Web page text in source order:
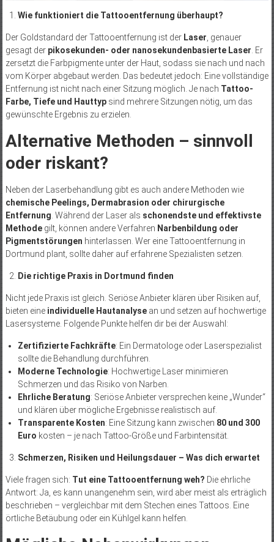
Wie funktioniert die Tattooentfernung überhaupt?
Der Goldstandard der Tattooentfernung ist der Laser , genauer
gesagt der pikosekunden- oder nanosekundenbasierte Laser . Er
zersetzt die Farbpigmente unter der Haut, sodass sie nach und nach
vom Körper abgebaut werden. Das bedeutet jedoch: Eine vollständige
Entfernung ist nicht nach einer Sitzung möglich. Je nach Tattoo-
Farbe, Tiefe und Hauttypsind mehrere Sitzungen nötig, um das
gewünschte Ergebnis zu erzielen.
Alternative Methoden – sinnvoll
oder riskant?
Neben der Laserbehandlung gibt es auch andere Methoden wie
chemische Peelings, Dermabrasion oder chirurgische
Entfernung . Während der Laser als schonendste und effektivste
Methodegilt, können andere Verfahren Narbenbildung oder
Pigmentstörungen hinterlassen. Wer eine Tattooentfernung in
Dortmund plant, sollte daher auf erfahrene Spezialisten setzen.
Die richtige Praxis in Dortmund finden
Nicht jede Praxis ist gleich. Seriöse Anbieter klären über Risiken auf,
bieten eine individuelle Hautanalysean und setzen auf hochwertige
Lasersysteme. Folgende Punkte helfen dir bei der Auswahl:
Zertifizierte Fachkräfte: Ein Dermatologe oder Laserspezialist
sollte die Behandlung durchführen.
Moderne Technologie: Hochwertige Laser minimieren
Schmerzen und das Risiko von Narben.
Ehrliche Beratung: Seriöse Anbieter versprechen keine „Wunder“
und klären über mögliche Ergebnisse realistisch auf.
Transparente Kosten: Eine Sitzung kann zwischen 80 und 300
Euro kosten – je nach Tattoo-Größe und Farbintensität.
Schmerzen, Risiken und Heilungsdauer – Was dich erwartet
Viele fragen sich: Tut eine Tattooentfernung weh? Die ehrliche
Antwort: Ja, es kann unangenehm sein, wird aber meist als erträglich
beschrieben – vergleichbar mit dem Stechen eines Tattoos. Eine
örtliche Betäubung oder ein Kühlgel kann helfen.